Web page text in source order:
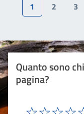
1 2 3
Quanto sono
pagina?